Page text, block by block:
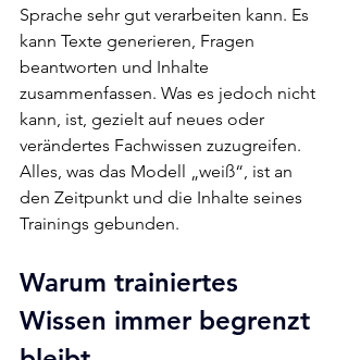
Sprache sehr gut verarbeiten kann. Es
kann Texte generieren, Fragen
beantworten und Inhalte
zusammenfassen. Was es jedoch nicht
kann, ist, gezielt auf neues oder
verändertes Fachwissen zuzugreifen.
Alles, was das Modell „weiß“, ist an
den Zeitpunkt und die Inhalte seines
Trainings gebunden.
Warum trainiertes
Wissen immer begrenzt